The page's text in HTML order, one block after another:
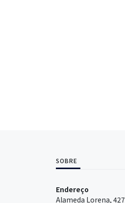
SOBRE
Endereço
Alameda Lorena, 427